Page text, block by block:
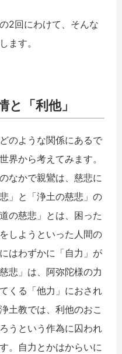
2回にわけて、そんな
ます。
「利他」
のような関係にあるで
界から考えてみます。
なかで親鸞は、慈悲に
」と「浄土の慈悲」の
の慈悲」とは、困った
しようといった人間の
はわずかに「自力」が
悲」は、阿弥陀様の力
くる「他力」におされ
土教では、利他のおこ
うという作為に囚われ
。自力とかはからいに